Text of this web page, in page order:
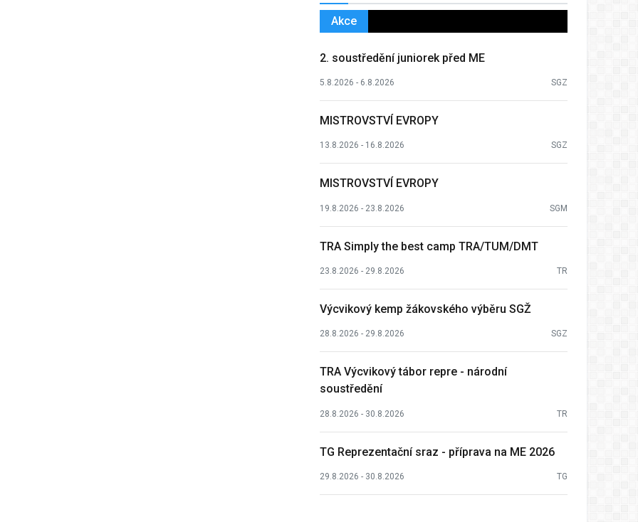
Akce
2. soustředění juniorek před ME
5.8.2026 - 6.8.2026 SGZ
MISTROVSTVÍ EVROPY
13.8.2026 - 16.8.2026 SGZ
MISTROVSTVÍ EVROPY
19.8.2026 - 23.8.2026 SGM
TRA Simply the best camp TRA/TUM/DMT
23.8.2026 - 29.8.2026 TR
Výcvikový kemp žákovského výběru SGŽ
28.8.2026 - 29.8.2026 SGZ
TRA Výcvikový tábor repre - národní
soustředění
28.8.2026 - 30.8.2026 TR
TG Reprezentační sraz - příprava na ME 2026
29.8.2026 - 30.8.2026 TG